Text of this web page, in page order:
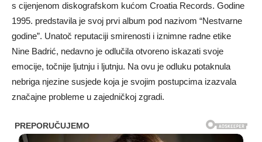
s cijenjenom diskografskom kućom Croatia Records. Godine
1995. predstavila je svoj prvi album pod nazivom “Nestvarne
godine”. Unatoč reputaciji smirenosti i iznimne radne etike
Nine Badrić, nedavno je odlučila otvoreno iskazati svoje
emocije, točnije ljutnju i ljutnju. Na ovu je odluku potaknula
nebriga njezine susjede koja je svojim postupcima izazvala
značajne probleme u zajedničkoj zgradi.